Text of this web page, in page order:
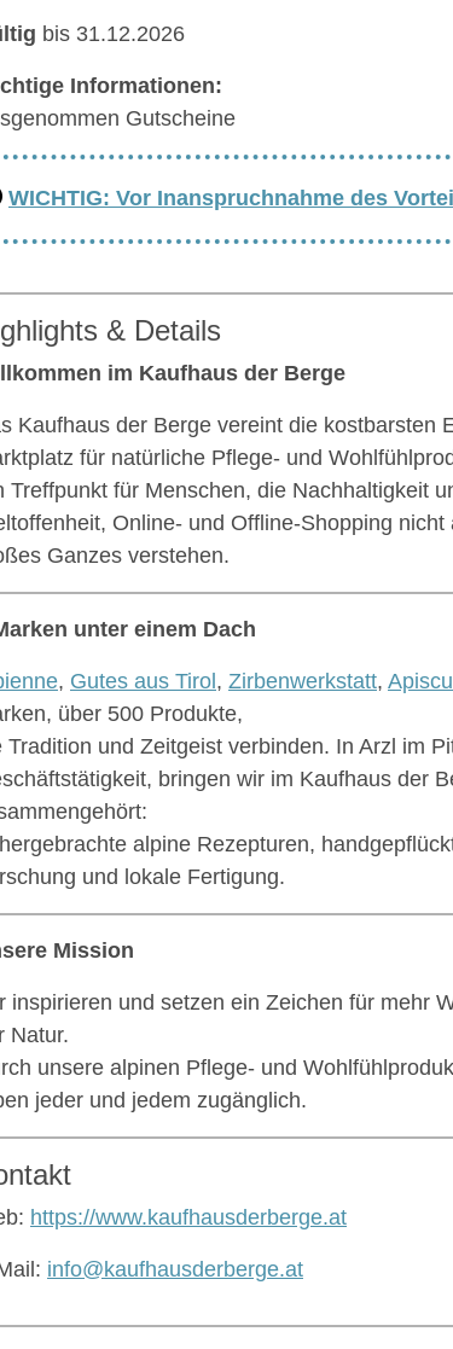
bis 31.12.2026
Informationen:
Gutscheine
WICHTIG: Vor Inanspruchnahme des
& Details
im Kaufhaus der Berge
Kaufhaus der Berge vereint die kostbarsten
für natürliche Pflege- und
Treffpunkt für Menschen, die Nachhaltigkeit
Online- und Offline-Shopping
Ganzes verstehen.
unter einem Dach
, Gutes aus Tirol, Zirbenwerkstatt,
über 500 Produkte,
Tradition und Zeitgeist verbinden. In Arzl im
bringen wir im Kaufhaus der
alpine Rezepturen,
und lokale Fertigung.
Mission
inspirieren und setzen ein Zeichen für mehr
Natur.
unsere alpinen Pflege- und
jeder und jedem zugänglich.
https://www.kaufhausderberge.at
info@kaufhausderberge.at